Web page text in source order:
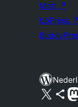
Matt ↗
bbPress ↗
Bezoek ons X (voorheen Twitter)
Bezoek ons